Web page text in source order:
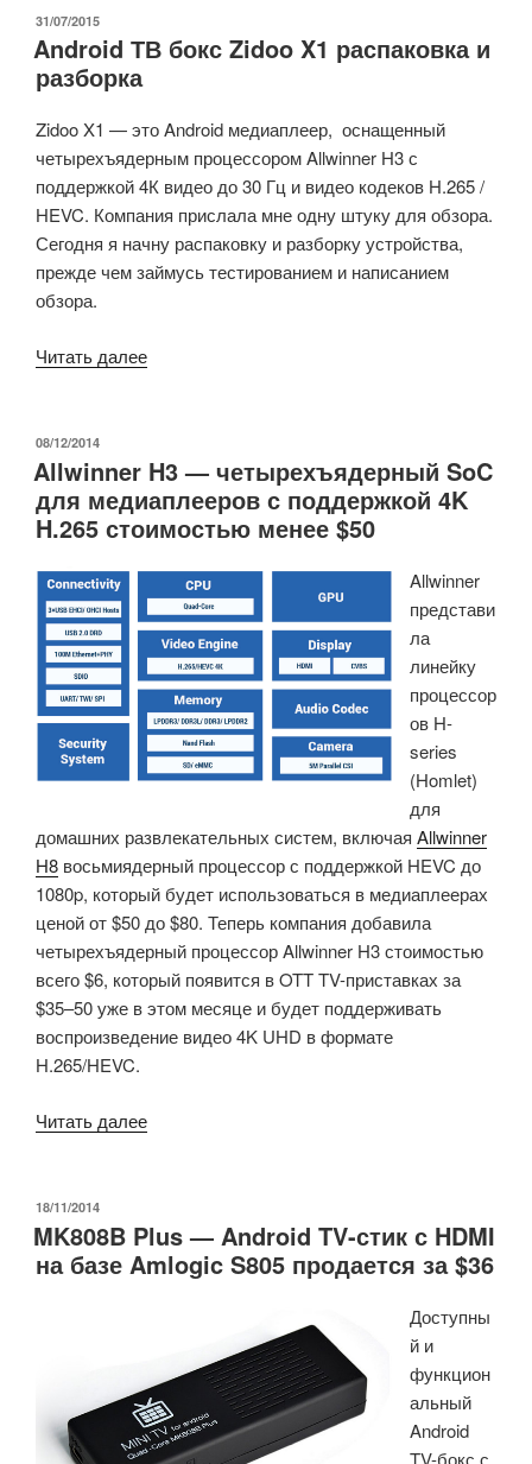
MX
на
андроиде»
ОПУБЛИКОВАНО
31/07/2015
Android ТВ бокс Zidoo X1 распаковка и
разборка
Zidoo X1 — это Android медиаплеер, оснащенный
четырехъядерным процессором Allwinner H3 с
поддержкой 4К видео до 30 Гц и видео кодеков H.265 /
HEVC. Компания прислала мне одну штуку для обзора.
Сегодня я начну распаковку и разборку устройства,
прежде чем займусь тестированием и написанием
обзора.
Читать далее«Android
X1
распаковка
и
ОПУБЛИКОВАНО
08/12/2014
Allwinner H3 — четырехъядерный SoC
для медиаплееров с поддержкой 4K
H.265 стоимостью менее $50
Allwinner
представи
ла
линейку
процессор
ов H-
series
(Homlet)
для
домашних развлекательных систем, включая Allwinner
H8 восьмиядерный процессор с поддержкой HEVC до
1080p, который будет использоваться в медиаплеерах
ценой от $50 до $80. Теперь компания добавила
четырехъядерный процессор Allwinner H3 стоимостью
всего $6, который появится в OTT TV-приставках за
$35–50 уже в этом месяце и будет поддерживать
воспроизведение видео 4K UHD в формате
H.265/HEVC.
Читать далее«Allwinner
SoC
для
поддержкой
4K
H.265
стоимостью
ОПУБЛИКОВАНО
18/11/2014
MK808B Plus — Android TV-стик с HDMI
на базе Amlogic S805 продается за $36
Доступны
й и
функцион
альный
Android
TV-бокс с